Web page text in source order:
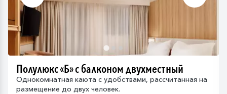
Полулюкс «Б» с балконом двухместный
Однокомнатная каюта с удобствами, рассчитанная на
размещение до двух человек.